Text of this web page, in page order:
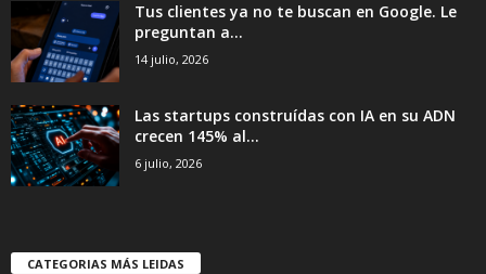
Tus clientes ya no te buscan en Google. Le
preguntan a...
14 julio, 2026
Las startups construídas con IA en su ADN
crecen 145% al...
6 julio, 2026
CATEGORIAS MÁS LEIDAS